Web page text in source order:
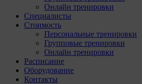
Онлайн тренировки
Специалисты
Стоимость
Персональные тренировки
Групповые тренировки
Онлайн тренировки
Расписание
Оборудование
Контакты